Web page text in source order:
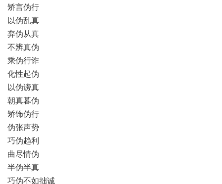
矫言伪行
以伪乱真
弃伪从真
不辨真伪
乘伪行诈
化性起伪
以伪谤真
朝真暮伪
矫饰伪行
伪张声势
巧伪趋利
曲尽情伪
半伪半真
巧伪不如拙诚